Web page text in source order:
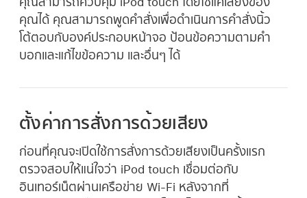
คุณได้ คุณสามารถพูดคำสั่งเพื่อดำเนินการคำสั่งนิ้ว
โต้ตอบกับองค์ประกอบหน้าจอ ป้อนข้อความตามคำ
บอกและแก้ไขข้อความ และอื่นๆ ได้
ตั้งค่าการสั่งการด้วยเสียง
ก่อนที่คุณจะเปิดใช้การสั่งการด้วยเสียงเป็นครั้งแรก
ตรวจสอบให้แน่ใจว่า iPod touch เชื่อมต่อกับ
อินเทอร์เน็ตผ่านเครือข่าย Wi-Fi หลังจากที่